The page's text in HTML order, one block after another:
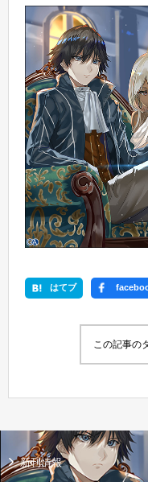
はてブ
この記事の
新刊情報